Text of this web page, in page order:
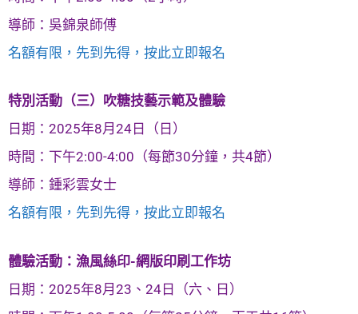
導師：吳錦泉師傅
名額有限，先到先得，按此立即報名
特別活動（三）吹糖技藝示範及體驗
日期：2025年8月24日（日）
時間：下午2:00-4:00（每節30分鐘，共4節）
導師：鍾彩雲女士
名額有限，先到先得，按此立即報名
體驗活動：漁風絲印-網版印刷工作坊
日期：2025年8月23、24日（六、日）